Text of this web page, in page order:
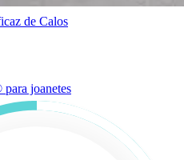
de Calos
joanetes